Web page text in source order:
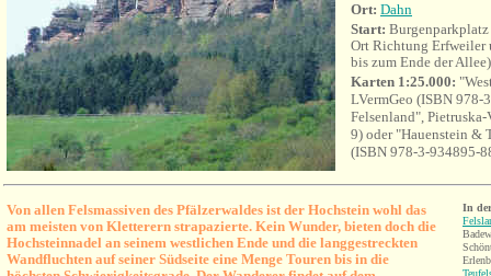
Ort: Dahn
Start:
Ort Richtung Erfweiler
bis zum Ende der Allee)
Karten 1:25.000:
LVermGeo (ISBN 978-
Felsenland",
9) oder "Hauenstein &
(ISBN 978-3-934895-
Von allen Felsmassiven des Pfälzerwaldes ist der Hochstein wohl das
am meisten von Kletterern strapazierte. Kein Wunder, bieten doch die
Hochsteinnadel an seinem westlichen Ende und die langgestreckten
Wandfluchten auf seiner Südseite eine Menge Touren bis in die
In